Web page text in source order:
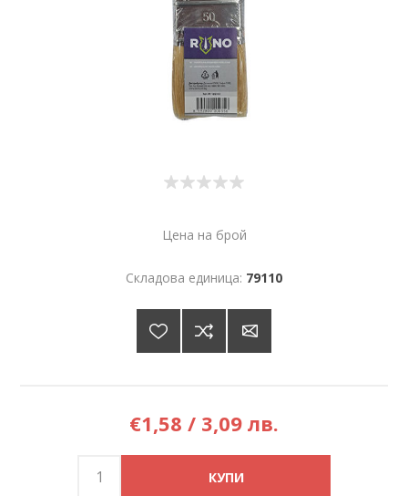
Цена на брой
Складова единица: 79110
€1,58 / 3,09 лв.